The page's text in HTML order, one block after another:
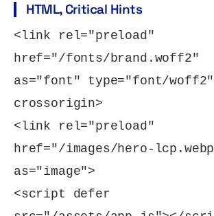
HTML, Critical Hints
<link rel="preload"
href="/fonts/brand.woff2"
as="font" type="font/woff2"
crossorigin>
<link rel="preload"
href="/images/hero-
as="image">
<script defer